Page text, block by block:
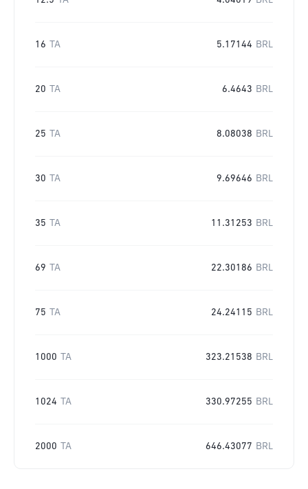
16 TA 5.17144 BRL
20 TA 6.4643 BRL
25 TA 8.08038 BRL
30 TA 9.69646 BRL
35 TA 11.31253 BRL
69 TA 22.30186 BRL
75 TA 24.24115 BRL
1000 TA 323.21538 BRL
1024 TA 330.97255 BRL
2000 TA 646.43077 BRL